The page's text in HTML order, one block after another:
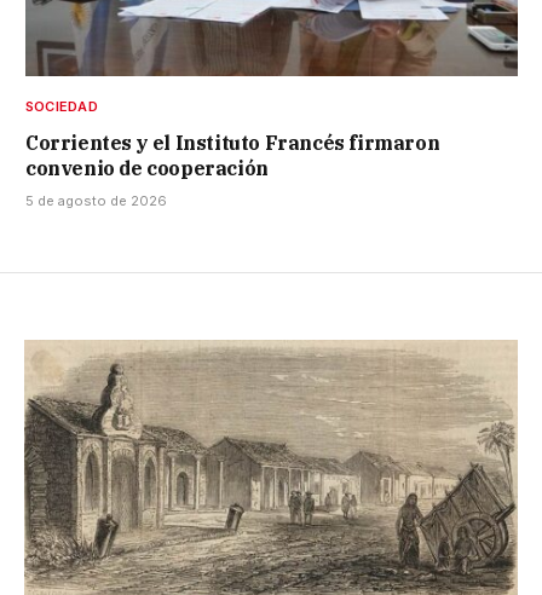
SOCIEDAD
Corrientes y el Instituto Francés firmaron
convenio de cooperación
5 de agosto de 2026